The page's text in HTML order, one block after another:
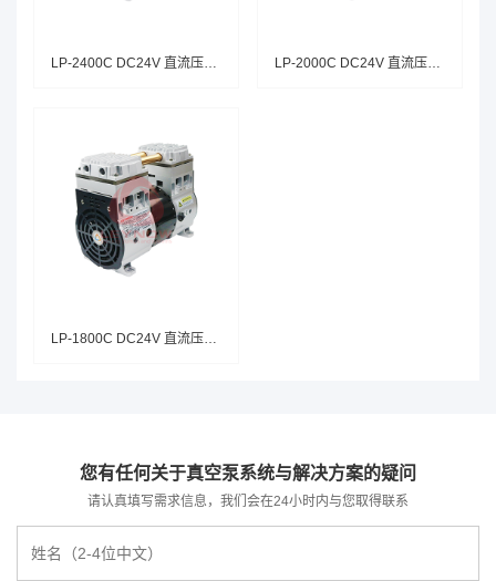
LP-2400C DC24V 直流压缩机 LP-2000C DC24V 直流压缩机
LP-1800C DC24V 直流压缩机
您有任何关于真空泵系统与解决方案的疑问
请认真填写需求信息，我们会在24小时内与您取得联系